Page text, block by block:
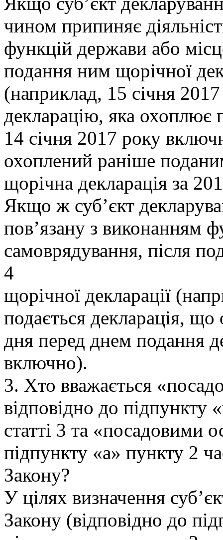
чином припиняє
функцій держави або
подання ним щорічної
(наприклад, 15 січня
декларацію, яка охоплює
14 січня 2017 року
охоплений раніше
щорічна декларація за
Якщо ж суб’єкт
пов’язану з виконанням
самоврядування, після
4
щорічної декларації
подається декларація,
дня перед днем подання
включно).
3. Хто вважається
відповідно до підпункту
статті 3 та «посадовими
підпункту «а» пункту 2
Закону?
У цілях визначення
Закону (відповідно до